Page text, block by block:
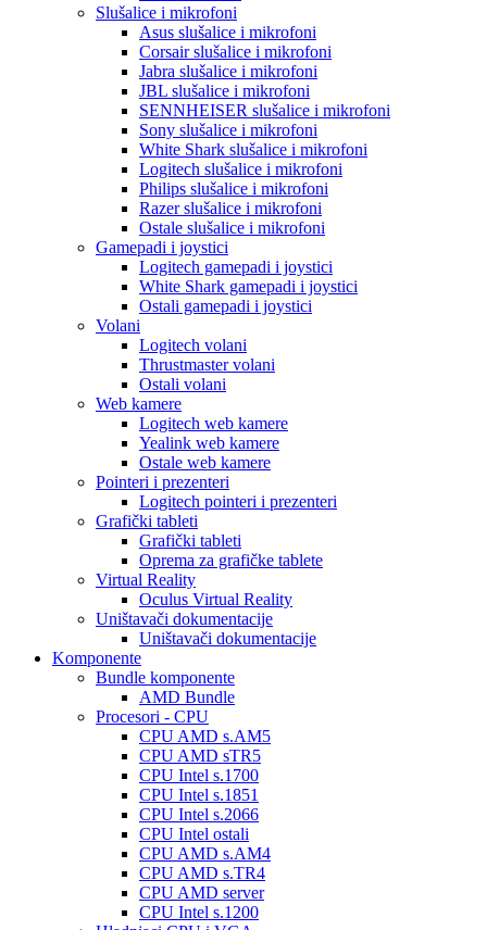
Slušalice i mikrofoni
Asus slušalice i mikrofoni
Corsair slušalice i mikrofoni
Jabra slušalice i mikrofoni
JBL slušalice i mikrofoni
SENNHEISER slušalice i mikrofoni
Sony slušalice i mikrofoni
White Shark slušalice i mikrofoni
Logitech slušalice i mikrofoni
Philips slušalice i mikrofoni
Razer slušalice i mikrofoni
Ostale slušalice i mikrofoni
Gamepadi i joystici
Logitech gamepadi i joystici
White Shark gamepadi i joystici
Ostali gamepadi i joystici
Volani
Logitech volani
Thrustmaster volani
Ostali volani
Web kamere
Logitech web kamere
Yealink web kamere
Ostale web kamere
Pointeri i prezenteri
Logitech pointeri i prezenteri
Grafički tableti
Grafički tableti
Oprema za grafičke tablete
Virtual Reality
Oculus Virtual Reality
Uništavači dokumentacije
Uništavači dokumentacije
Komponente
Bundle komponente
AMD Bundle
Procesori - CPU
CPU AMD s.AM5
CPU AMD sTR5
CPU Intel s.1700
CPU Intel s.1851
CPU Intel s.2066
CPU Intel ostali
CPU AMD s.AM4
CPU AMD s.TR4
CPU AMD server
CPU Intel s.1200